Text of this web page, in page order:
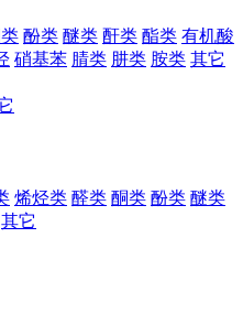
酚类 醚类 酐类 酯类 有机酸
硝基苯 腈类 肼类 胺类 其它
烯烃类 醛类 酮类 酚类 醚类
其它